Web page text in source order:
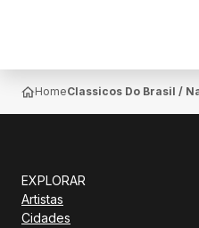
HomeClassicos Do Brasil /
EXPLORAR
Artistas
Cidades